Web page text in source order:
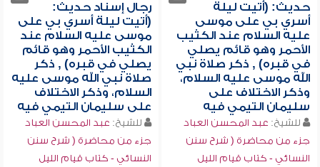
حديث: (أتيت ليلة
أسري بي على موسى
عليه السلام عند الكثيب
الأحمر وهو قائم يصلي
في قبره) , ذكر صلاة نبي
الله موسى عليه السلام،
وذكر الاختلاف على
سليمان التيمي فيه
للشيخ: عبد المحسن العباد
جزء من محاضرة ( شرح سنن
النسائي - كتاب قيام الليل
رجال إسناد حديث:
(أتيت ليلة أسري بي على
موسى عليه السلام عند
الكثيب الأحمر وهو قائم
يصلي في قبره) , ذكر
صلاة نبي الله موسى عليه
السلام، وذكر الاختلاف
على سليمان التيمي فيه
للشيخ: عبد المحسن العباد
جزء من محاضرة ( شرح سنن
النسائي - كتاب قيام الليل